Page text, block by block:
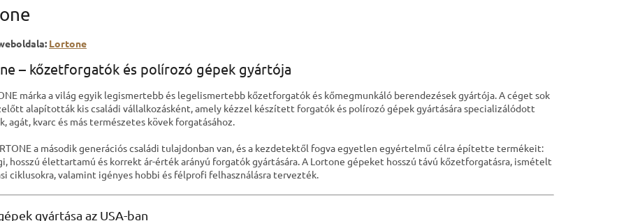
Lortone
– kőzetforgatók és polírozó gépek gyártója
márka a világ egyik legismertebb és legelismertebb kőzetforgatók és kőmegmunkáló berendezések gyártója.A céget sok
alapították kis családi vállalkozásként, amely kézzel készített forgatók és polírozó gépek gyártására specializálódott
agát, kvarc és más természetes kövek forgatásához.
a második generációs családi tulajdonban van, és a kezdetektől fogva egyetlen egyértelmű célra építette termékeit:
hosszú élettartamú és korrekt ár-érték arányú forgatók gyártására.A Lortone gépeket hosszú távú kőzetforgatásra, ismételt
ciklusokra, valamint igényes hobbi és félprofi felhasználásra tervezték.
gyártása az USA-ban